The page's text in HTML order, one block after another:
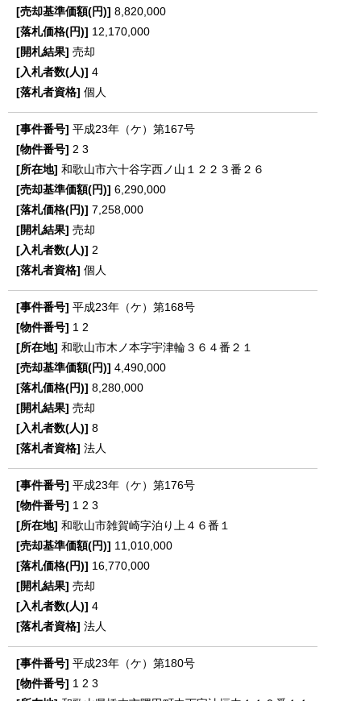
8,820,000
12,170,000
売却
4
個人
平成23年（ケ）第167号
2 3
和歌山市六十谷字西ノ山１２２３番２６
6,290,000
7,258,000
売却
2
個人
平成23年（ケ）第168号
1 2
和歌山市木ノ本字宇津輪３６４番２１
4,490,000
8,280,000
売却
8
法人
平成23年（ケ）第176号
1 2 3
和歌山市雑賀崎字泊り上４６番１
11,010,000
16,770,000
売却
4
法人
平成23年（ケ）第180号
1 2 3